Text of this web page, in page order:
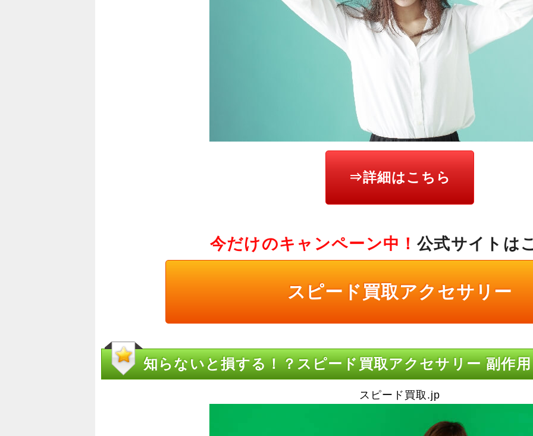
⇒詳細はこちら
今だけのキャンペーン中！ 公式サイトは
スピード買取アクセサリー
知らないと損する！？スピード買取アクセサリー 副作用
スピード買取.jp